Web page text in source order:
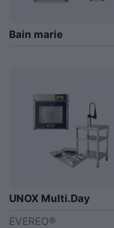
Bain marie
UNOX Multi.Day
EVEREO®